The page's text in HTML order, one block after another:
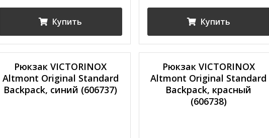
Купить Купить
Рюкзак VICTORINOX
Altmont Original Standard
Backpack, синий (606737)
Рюкзак VICTORINOX
Altmont Original Standard
Backpack, красный
(606738)